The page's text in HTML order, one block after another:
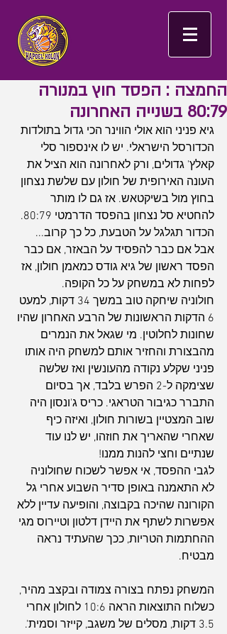
החמצה : הפסד חוץ במנורה
80:79 בשנייה האחרונה
גיא פניני הוא אולי הווינר הכי גדול בתולדות
הכדורסל הישראלי. יש לו אינספור סלי
קאלץ' גדולים, ורק לאחרונה הוא הציל את
העונה האירופית של חולון עם שלשת נצחון
בחוץ מול בשיקטאש. אז גם לו מותר
להחטיא סל נצחון בהפסד הדרמטי 80:79.
הכדור תגלגל על הטבעת, כל כך קרוב...
אבל אם כבר להפסיד על הבאזר, אם כבר
הפסד ראשון של גיא גודס כמאמן חולון, אז
לפחות לא במשחק על כל הקופה.
חולוניה שיחקה טוב במשך 34 דקות, למעט
6 הדקות הראשונות של הרבע האחרון שהיו
שחונות לחלוטין. מי שגאל את הנמרים
מהבצורת והחזיר אותם למשחק היה אותו
פניני שקלע נקודה מהעונשין ואז שלשה
שצימקה ל-2 הפרש בלבד, אך בסיום
התברר כגיבור הטראגי. כריס ג'ונסון היה
שוב המצטיין בשורות חולון, ואיזה כיף
שאחרי שהאריך את חוזהו, יש לנו עוד
שנתיים וחצי להנות ממנו!
לגבי ההפסד, אי אפשר לשכוח שחולוניה
לא התאמנה באופן סדיר השבוע אחרי גל
הקורונה שהיכה בקבוצה, והופיעה עדיין ללא
אפשרות לשתף את היידן דלטון וטיירוס מגי
ההחתמות הטריות, ככך שהעתיד נראה
מבטיח.
המשחק נפתח בצורה צמודה ובקצב מהיר,
כשלוח התוצאות הראה 10:6 לחולון אחרי
3.5 דקות, מסלים של משגב, קייזר וסמית'.